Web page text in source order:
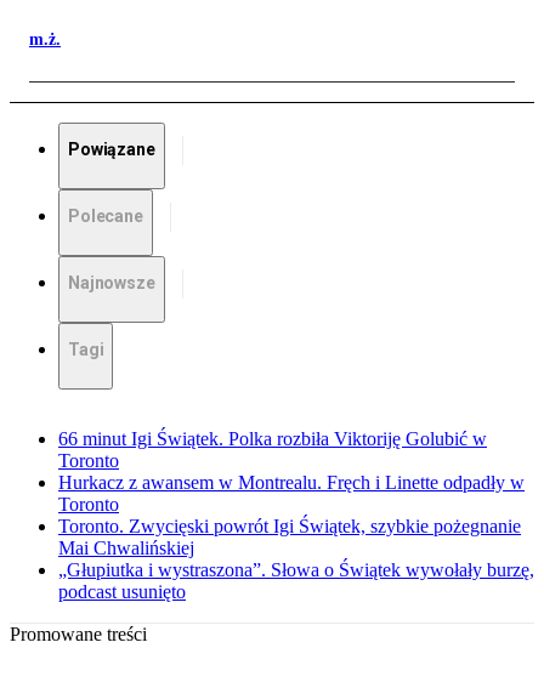
m.ż.
Powiązane
Polecane
Najnowsze
Tagi
66 minut Igi Świątek. Polka rozbiła Viktoriję Golubić w
Toronto
Hurkacz z awansem w Montrealu. Fręch i Linette odpadły w
Toronto
Toronto. Zwycięski powrót Igi Świątek, szybkie pożegnanie
Mai Chwalińskiej
„Głupiutka i wystraszona”. Słowa o Świątek wywołały burzę,
podcast usunięto
Promowane treści